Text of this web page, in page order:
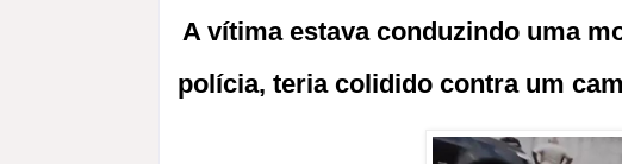
A vítima estava conduzindo uma
polícia, teria colidido contra um